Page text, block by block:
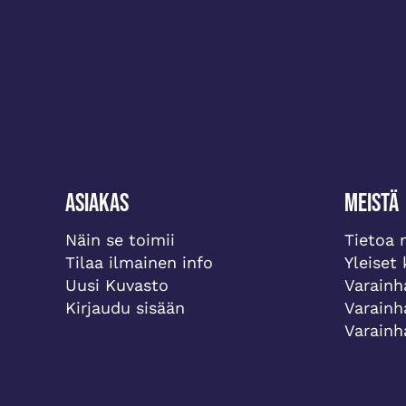
Asiakas
Näin se toimii
Tilaa ilmainen info
Uusi Kuvasto
Kirjaudu sisään
Meistä
Tietoa
Yleiset